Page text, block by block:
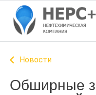
Новости
Обширные